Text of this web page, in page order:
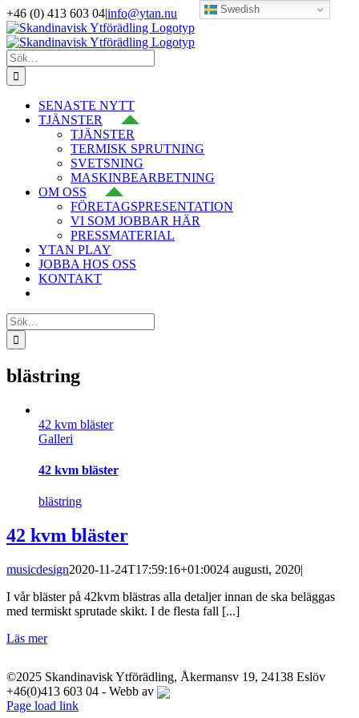
Fortsätt
till
innehållet
+46 (0) 413 603 04|info@ytan.nu
LinkedIn
YouTube
Instagram
Facebook
X
Sök
efter:
SENASTE NYTT
TJÄNSTER
TJÄNSTER
TERMISK SPRUTNING
SVETSNING
MASKINBEARBETNING
OM OSS
FÖRETAGSPRESENTATION
VI SOM JOBBAR HÄR
PRESSMATERIAL
YTAN PLAY
JOBBA HOS OSS
KONTAKT
Sök
efter:
blästring
42 kvm bläster
Galleri
42 kvm bläster
blästring
42 kvm bläster
musicdesign2020-11-24T17:59:16+01:0024 augusti, 2020|
I vår bläster på 42kvm blästras alla detaljer innan de ska beläggas
med termiskt sprutade skikt. I de flesta fall [...]
Läs mer
©2025 Skandinavisk Ytförädling, Åkermansv 19, 24138 Eslöv
+46(0)413 603 04 - Webb av
LinkedIn
YouTube
Instagram
Facebook
X
Page load link
Swedish